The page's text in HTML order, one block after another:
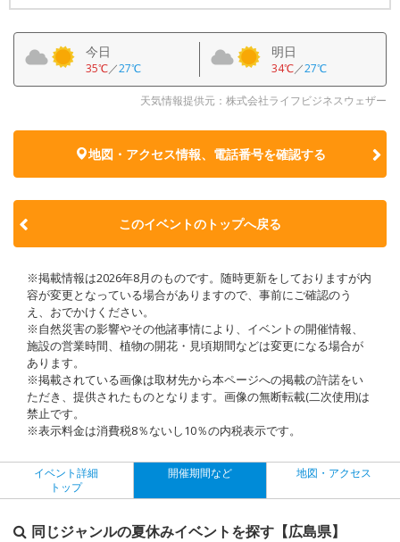
今日
35℃／27℃
明日
34℃／27℃
天気情報提供元：株式会社ライフビジネスウェザー
地図・アクセス情報、電話番号を確認する
このイベントのトップへ戻る
※掲載情報は2026年8月のものです。随時更新をしておりますが内
容が変更となっている場合がありますので、事前にご確認のう
え、おでかけください。
※自然災害の影響やその他諸事情により、イベントの開催情報、
施設の営業時間、植物の開花・見頃期間などは変更になる場合が
あります。
※掲載されている画像は取材先から本ページへの掲載の許諾をい
ただき、提供されたものとなります。画像の無断転載(二次使用)は
禁止です。
※表示料金は消費税8％ないし10％の内税表示です。
イベント詳細
トップ
開催期間など 地図・アクセス
同じジャンルの夏休みイベントを探す【広島県】